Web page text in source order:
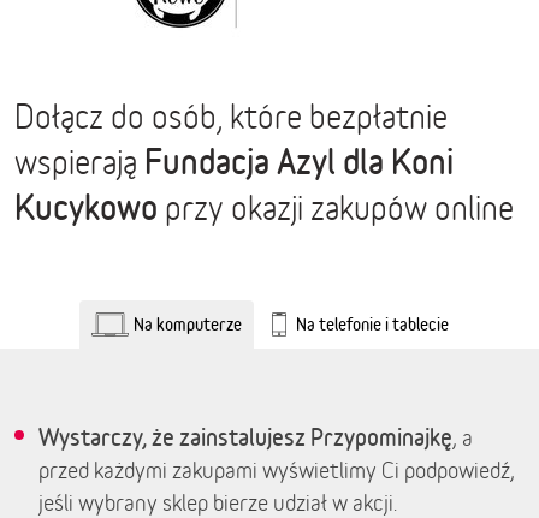
Dołącz do osób, które bezpłatnie
wspierają Fundacja Azyl dla Koni
Kucykowo przy okazji zakupów online
Na komputerze Na telefonie i tablecie
Wystarczy, że zainstalujesz Przypominajkę, a
przed każdymi zakupami wyświetlimy Ci podpowiedź,
jeśli wybrany sklep bierze udział w akcji.